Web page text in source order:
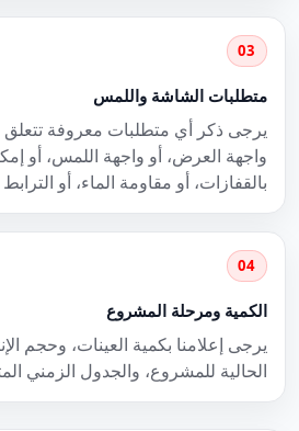
03
متطلبات الشاشة واللمس
يرجى ذكر أي متطلبات معروفة تتعلق
واجهة العرض، أو واجهة اللمس، أو
بالقفازات، أو مقاومة الماء، أو
04
الكمية ومرحلة المشروع
يرجى إعلامنا بكمية العينات، وحجم
الحالية للمشروع، والجدول الزمني